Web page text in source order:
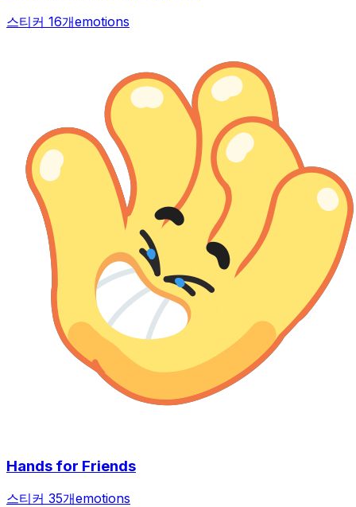
스티커 16개emotions
Hands for Friends
스티커 35개emotions